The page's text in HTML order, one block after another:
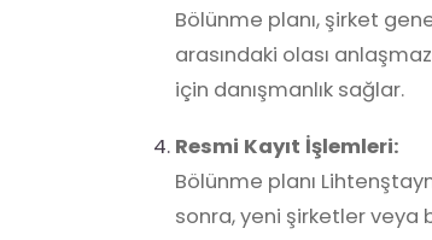
Bölünme planı, şirket
arasındaki olası
için danışmanlık sağlar.
Resmi Kayıt İşlemleri:
Bölünme planı
sonra, yeni şirketler